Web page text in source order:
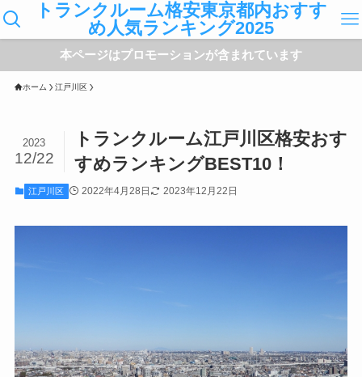
トランクルーム格安東京都内おすす
め人気ランキング2025
本ページはプロモーションが含まれています
ホーム 江戸川区
トランクルーム江戸川区格安おす
すめランキングBEST10！
2023
12/22
江戸川区 2022年4月28日 2023年12月22日